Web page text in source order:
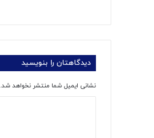
دیدگاهتان را بنویسید
نشانی ایمیل شما منتشر نخواهد شد.